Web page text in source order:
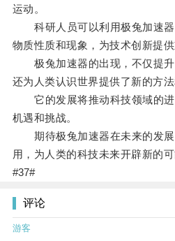
运动。
科研人员可以利用极兔加速器
物质性质和现象，为技术创新提供
极兔加速器的出现，不仅提升
还为人类认识世界提供了新的方法
它的发展将推动科技领域的进
机遇和挑战。
期待极兔加速器在未来的发展
用，为人类的科技未来开辟新的可
#37#
评论
游客